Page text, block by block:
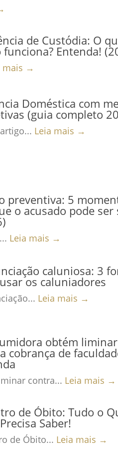
de Custódia: O
funciona? Entenda!
mais →
Doméstica com
(guia completo
Leia mais →
preventiva: 5
o acusado pode ser
Leia mais →
caluniosa: 3
os caluniadores
Leia mais →
obtém liminar
cobrança de
contra... Leia mais →
de Óbito: Tudo o
Saber!
de Óbito... Leia mais →